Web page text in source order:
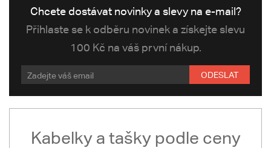
Chcete dostávat novinky a slevy na e-mail?
Přihlaste se k odběru novinek a získejte slevu
100 Kč na váš první nákup.
ODESLAT
Kabelky a tašky podle ceny